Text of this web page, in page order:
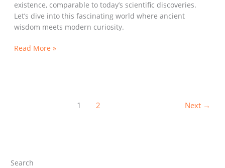
existence, comparable to today’s scientific discoveries.
Let’s dive into this fascinating world where ancient
wisdom meets modern curiosity.
Read More »
1 2 Next →
Search